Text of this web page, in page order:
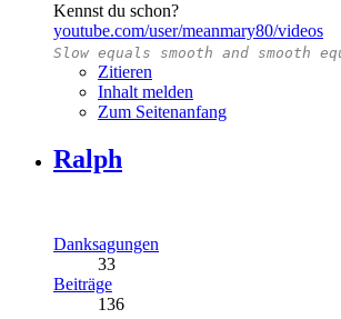
Kennst du schon?
youtube.com/user/meanmary80/videos
Slow equals smooth and smooth
Zitieren
Inhalt melden
Zum Seitenanfang
Ralph
Danksagungen
33
Beiträge
136